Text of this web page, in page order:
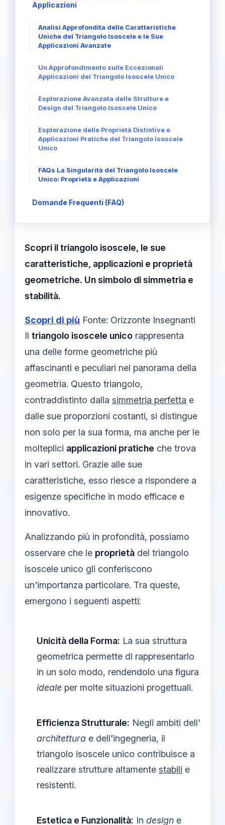
Applicazioni
Analisi Approfondita delle Caratteristiche
Uniche del Triangolo Isoscele e le Sue
Applicazioni Avanzate
Un Approfondimento sulle Eccezionali
Applicazioni del Triangolo Isoscele Unico
Esplorazione Avanzata delle Strutture e
Design del Triangolo Isoscele Unico
Esplorazione delle Proprietà Distintive e
Applicazioni Pratiche del Triangolo Isoscele
Unico
FAQs La Singularità del Triangolo Isoscele
Unico: Proprietà e Applicazioni
Domande Frequenti (FAQ)
Scopri il triangolo isoscele, le sue
caratteristiche, applicazioni e proprietà
geometriche. Un simbolo di simmetria e
stabilità.
Scopri di più Fonte: Orizzonte Insegnanti
Il triangolo isoscele unico rappresenta
una delle forme geometriche più
affascinanti e peculiari nel panorama della
geometria. Questo triangolo,
contraddistinto dalla simmetria perfetta e
dalle sue proporzioni costanti, si distingue
non solo per la sua forma, ma anche per le
molteplici applicazioni pratiche che trova
in vari settori. Grazie alle sue
caratteristiche, esso riesce a rispondere a
esigenze specifiche in modo efficace e
innovativo.
Analizzando più in profondità, possiamo
osservare che le proprietà del triangolo
isoscele unico gli conferiscono
un'importanza particolare. Tra queste,
emergono i seguenti aspetti:
Unicità della Forma: La sua struttura
geometrica permette di rappresentarlo
in un solo modo, rendendolo una figura
ideale per molte situazioni progettuali.
Efficienza Strutturale: Negli ambiti dell'
architettura e dell'ingegneria, il
triangolo isoscele unico contribuisce a
realizzare strutture altamente stabili e
resistenti.
Estetica e Funzionalità: In design e